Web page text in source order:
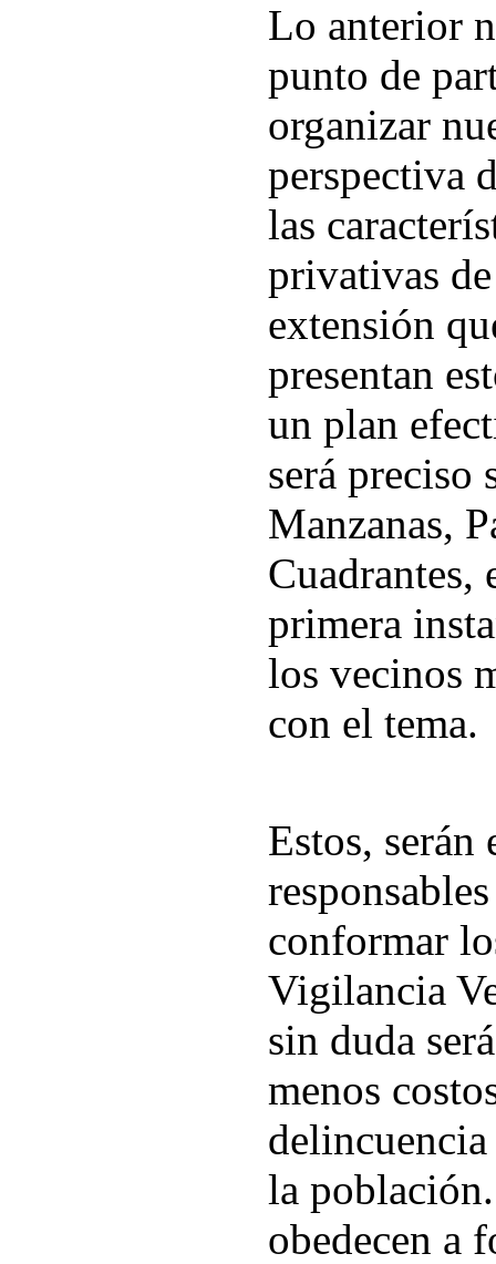
Lo anterior
punto de
organizar
perspectiva
las
privativas
extensión
presentan
un plan
será preciso
Manzanas,
Cuadrantes,
primera
los vecinos
con el tema.
Estos,
conformar
Vigilancia
sin duda
menos
la
obedecen a